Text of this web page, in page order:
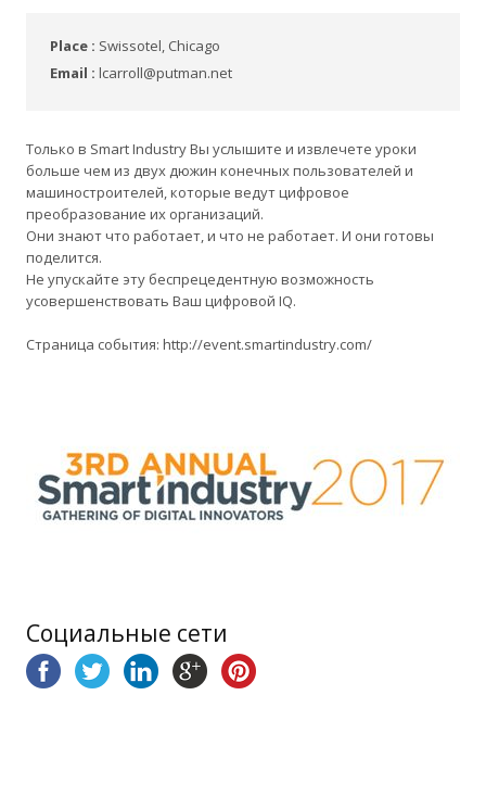
Place : Swissotel, Chicago
Email : lcarroll@putman.net
Только в Smart Industry Вы услышите и извлечете уроки
больше чем из двух дюжин конечных пользователей и
машиностроителей, которые ведут цифровое
преобразование их организаций.
Они знают что работает, и что не работает. И они готовы
поделится.
Не упускайте эту беспрецедентную возможность
усовершенствовать Ваш цифровой IQ.
Страница события: http://event.smartindustry.com/
Социальные сети